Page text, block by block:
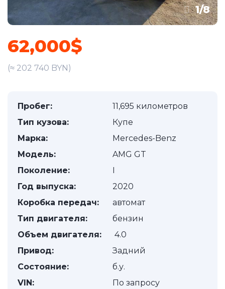
1/8
62,000$
(≈ 202 740 BYN)
Пробег:
11,695 километров
Тип кузова:
Купе
Марка:
Mercedes-Benz
Модель:
AMG GT
Поколение:
I
Год выпуска:
2020
Коробка передач:
автомат
Тип двигателя:
бензин
Объем двигателя:
4.0
Привод:
Задний
Состояние:
б.у.
VIN:
По запросу